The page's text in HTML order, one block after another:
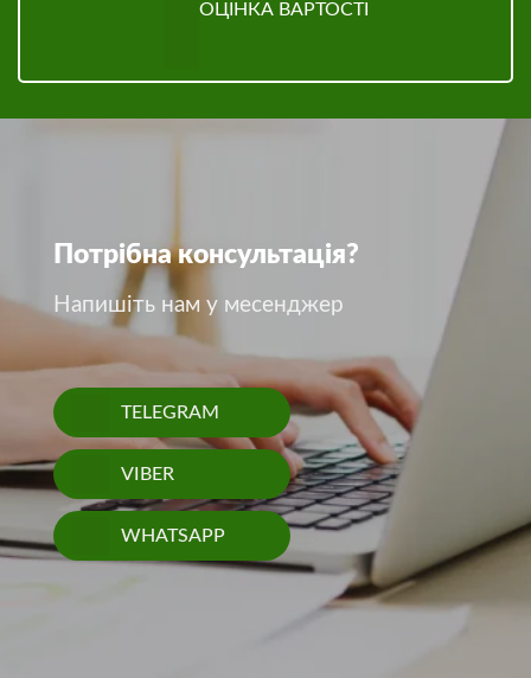
ОЦІНКА ВАРТОСТІ
Потрібна консультація?
Напишіть нам у месенджер
TELEGRAM
VIBER
WHATSAPP